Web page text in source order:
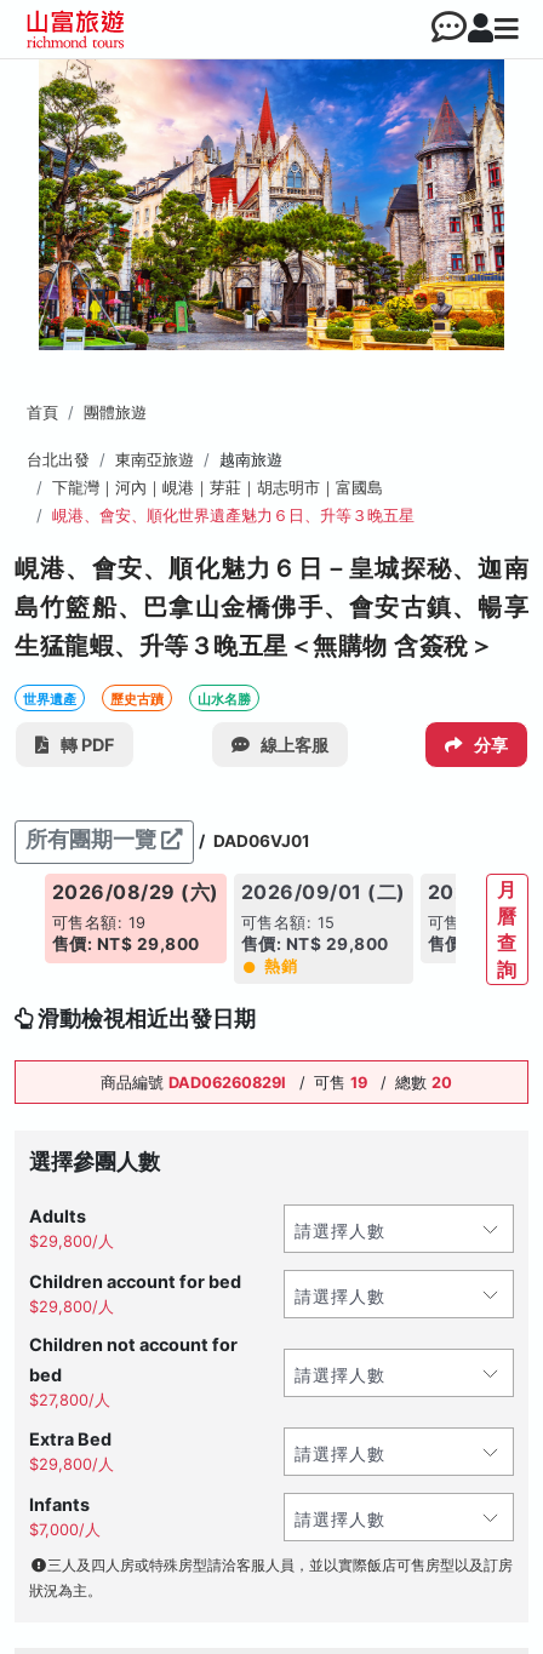
首頁 團體旅遊
台北出發 東南亞旅遊
越南旅遊
下龍灣｜河內｜峴港｜芽莊｜胡志明市｜富國島
峴港、會安、順化世界遺產魅力６日、升等３晚五星
峴港、會安、順化魅力６日－皇城探秘、迦南
島竹籃船、巴拿山金橋佛手、會安古鎮、暢享
生猛龍蝦、升等３晚五星＜無購物 含簽稅＞
世界遺產 歷史古蹟 山水名勝
轉 PDF 線上客服 分享
所有團期一覽 / DAD06VJ01
2026/08/29 (六)
可售名額: 19
售價: NT$ 29,800
2026/09/01 (二)
可售名額: 15
售價: NT$ 29,800
熱銷
2026/09/
可售名額: 19
售價: NT$
月
曆
查
詢
滑動檢視相近出發日期
商品編號 DAD06260829I / 可售 19 / 總數 20
選擇參團人數
Adults
$29,800/人
Children account for bed
$29,800/人
Children not account for
bed
$27,800/人
Extra Bed
$29,800/人
Infants
$7,000/人
三人及四人房或特殊房型請洽客服人員，並以實際飯店可售房型以及訂房
狀況為主。